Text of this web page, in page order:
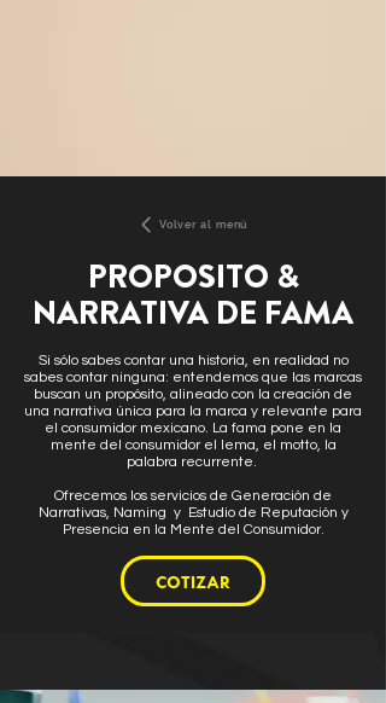
Volver al menú
PROPOSITO &
NARRATIVA DE FAMA
Si sólo sabes contar una historia, en realidad no
sabes contar ninguna: entendemos que las marcas
buscan un propósito, alineado con la creación de
una narrativa única para la marca y relevante para
el consumidor mexicano. La fama pone en la
mente del consumidor el lema, el motto, la
palabra recurrente. ​
Ofrecemos los servicios de Generación de
Narrativas, Naming y Estudio de Reputación y
Presencia en la Mente del Consumidor.
COTIZAR